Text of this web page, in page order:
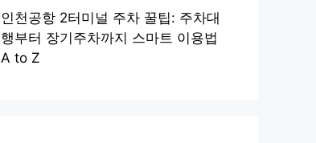
인천공항 2터미널 주차 꿀팁: 주차대
행부터 장기주차까지 스마트 이용법
A to Z